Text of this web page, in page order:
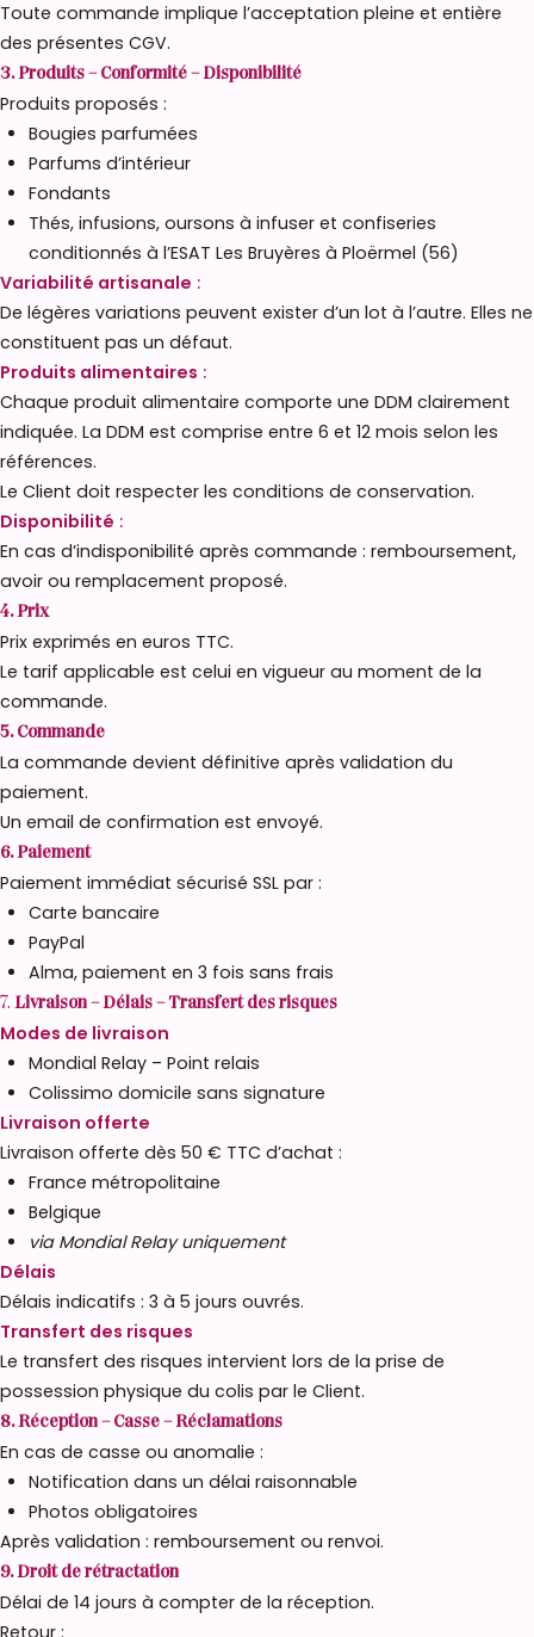
Toute commande implique l’acceptation pleine et entière
des présentes CGV.
3. Produits – Conformité – Disponibilité
Produits proposés :
Bougies parfumées
Parfums d’intérieur
Fondants
Thés, infusions, oursons à infuser et confiseries
conditionnés à l’ESAT Les Bruyères à Ploërmel (56)
Variabilité artisanale :
De légères variations peuvent exister d’un lot à l’autre. Elles ne
constituent pas un défaut.
Produits alimentaires :
Chaque produit alimentaire comporte une DDM clairement
indiquée. La DDM est comprise entre 6 et 12 mois selon les
références.
Le Client doit respecter les conditions de conservation.
Disponibilité :
En cas d’indisponibilité après commande : remboursement,
avoir ou remplacement proposé.
4. Prix
Prix exprimés en euros TTC.
Le tarif applicable est celui en vigueur au moment de la
commande.
5. Commande
La commande devient définitive après validation du
paiement.
Un email de confirmation est envoyé.
6. Paiement
Paiement immédiat sécurisé SSL par :
Carte bancaire
PayPal
Alma, paiement en 3 fois sans frais
7. Livraison – Délais – Transfert des risques
Modes de livraison
Mondial Relay – Point relais
Colissimo domicile sans signature
Livraison offerte
Livraison offerte dès 50 € TTC d’achat :
France métropolitaine
Belgique
via Mondial Relay uniquement
Délais
Délais indicatifs : 3 à 5 jours ouvrés.
Transfert des risques
Le transfert des risques intervient lors de la prise de
possession physique du colis par le Client.
8. Réception – Casse – Réclamations
En cas de casse ou anomalie :
Notification dans un délai raisonnable
Photos obligatoires
Après validation : remboursement ou renvoi.
9. Droit de rétractation
Délai de 14 jours à compter de la réception.
Retour :